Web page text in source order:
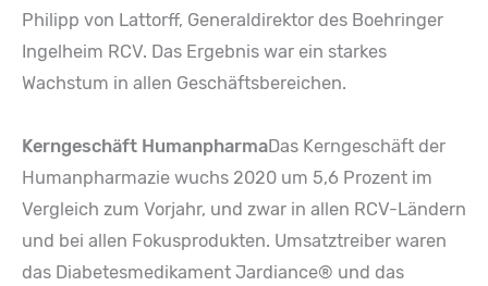
Philipp von Lattorff, Generaldirektor des Boehringer
Ingelheim RCV. Das Ergebnis war ein starkes
Wachstum in allen Geschäftsbereichen.
Kerngeschäft HumanpharmaDas Kerngeschäft der
Humanpharmazie wuchs 2020 um 5,6 Prozent im
Vergleich zum Vorjahr, und zwar in allen RCV-Ländern
und bei allen Fokusprodukten. Umsatztreiber waren
das Diabetesmedikament Jardiance® und das